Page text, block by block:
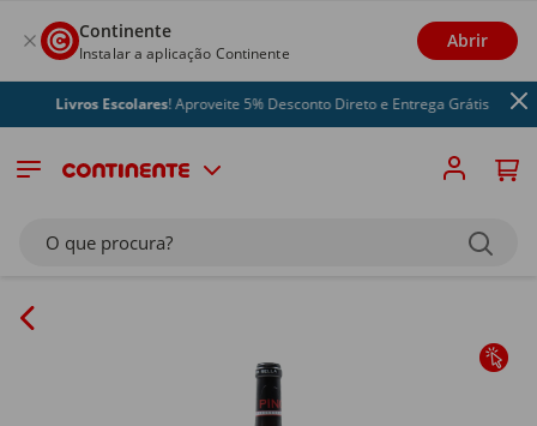
Continente
Instalar a aplicação Continente
Abrir
Livros Escolares! Aproveite 5% Desconto Direto e Entrega Grátis
O que procura?